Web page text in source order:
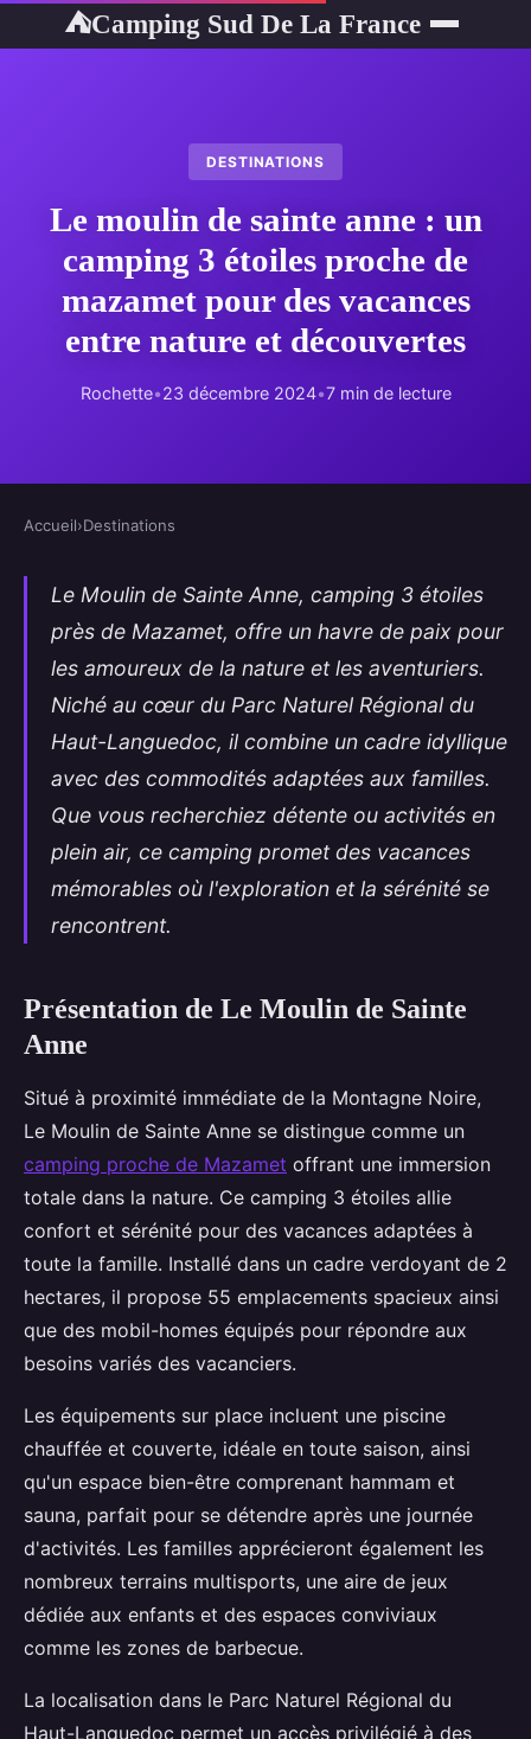
⛺Camping Sud De La France
DESTINATIONS
Le moulin de sainte anne : un
camping 3 étoiles proche de
mazamet pour des vacances
entre nature et découvertes
Rochette•23 décembre 2024•7 min de lecture
Accueil›Destinations
Le Moulin de Sainte Anne, camping 3 étoiles
près de Mazamet, offre un havre de paix pour
les amoureux de la nature et les aventuriers.
Niché au cœur du Parc Naturel Régional du
Haut-Languedoc, il combine un cadre idyllique
avec des commodités adaptées aux familles.
Que vous recherchiez détente ou activités en
plein air, ce camping promet des vacances
mémorables où l'exploration et la sérénité se
rencontrent.
Présentation de Le Moulin de Sainte
Anne
Situé à proximité immédiate de la Montagne Noire,
Le Moulin de Sainte Anne se distingue comme un
camping proche de Mazamet offrant une immersion
totale dans la nature. Ce camping 3 étoiles allie
confort et sérénité pour des vacances adaptées à
toute la famille. Installé dans un cadre verdoyant de 2
hectares, il propose 55 emplacements spacieux ainsi
que des mobil-homes équipés pour répondre aux
besoins variés des vacanciers.
Les équipements sur place incluent une piscine
chauffée et couverte, idéale en toute saison, ainsi
qu'un espace bien-être comprenant hammam et
sauna, parfait pour se détendre après une journée
d'activités. Les familles apprécieront également les
nombreux terrains multisports, une aire de jeux
dédiée aux enfants et des espaces conviviaux
comme les zones de barbecue.
La localisation dans le Parc Naturel Régional du
Haut-Languedoc permet un accès privilégié à des